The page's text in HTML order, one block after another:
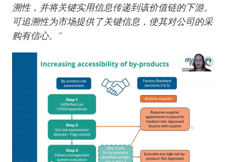
溯性，并将关键实用信息传递到该价值链的下游。
可追溯性为市场提供了关键信息，使其对公司的采
购有信心。”